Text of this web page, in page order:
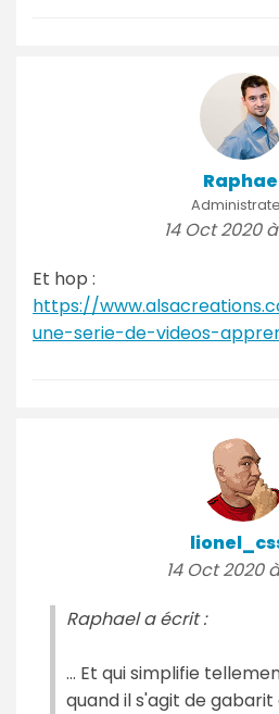
14 Oct 2020
Et hop :
https://
une-serie-de-videos-
14 Oct 2020 à
Raphael a écrit :
... Et qui simplifie
quand il s'agit de